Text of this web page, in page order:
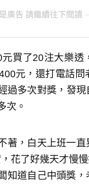
廣告 請繼續往下閱讀
買了20注大樂透
元，還打電話
過多次對獎，發
次。
著，白天上班一
花了好幾天才慢
知道自己中頭獎，